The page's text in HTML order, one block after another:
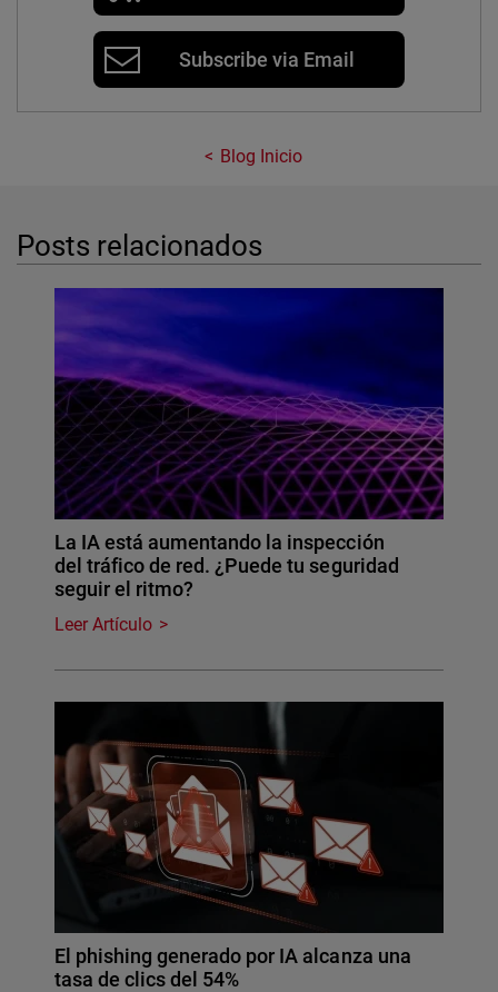
Subscribe via Email
Blog Inicio
Posts relacionados
La IA está aumentando la inspección
del tráfico de red. ¿Puede tu seguridad
seguir el ritmo?
Leer Artículo
El phishing generado por IA alcanza una
tasa de clics del 54%